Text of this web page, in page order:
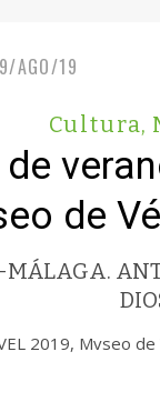
AGO/19
Cultura,
de
MÁLAGA.
2019, Mvseo